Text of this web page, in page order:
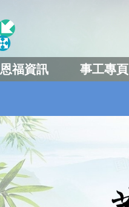
恩福資訊 事工專頁